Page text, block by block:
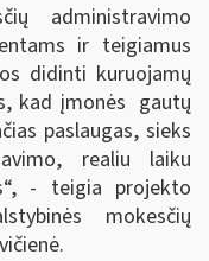
administravimo
ir teigiamus
didinti kuruojamų
kad įmonės gautų
paslaugas, sieks
realiu laiku
- teigia projekto
mokesčių